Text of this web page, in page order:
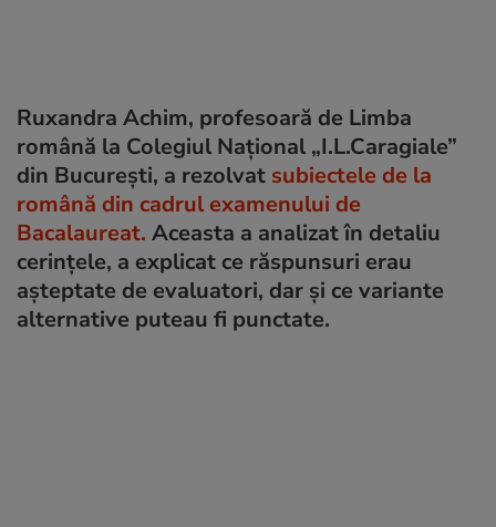
Ruxandra Achim, profesoară de Limba
română la Colegiul Național „I.L.Caragiale”
din București, a rezolvat subiectele de la
română din cadrul examenului de
Bacalaureat. Aceasta a analizat în detaliu
cerințele, a explicat ce răspunsuri erau
așteptate de evaluatori, dar și ce variante
alternative puteau fi punctate.